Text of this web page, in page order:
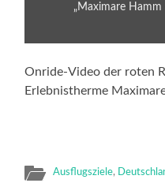
„Maximare
Onride-Video der roten
Erlebnistherme
Ausflugsziele,